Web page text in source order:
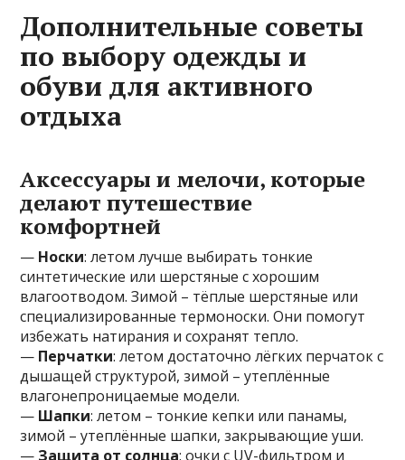
Дополнительные советы
по выбору одежды и
обуви для активного
отдыха
Аксессуары и мелочи, которые
делают путешествие
комфортней
— Носки: летом лучше выбирать тонкие
синтетические или шерстяные с хорошим
влагоотводом. Зимой – тёплые шерстяные или
специализированные термоноски. Они помогут
избежать натирания и сохранят тепло.
— Перчатки: летом достаточно лёгких перчаток с
дышащей структурой, зимой – утеплённые
влагонепроницаемые модели.
— Шапки: летом – тонкие кепки или панамы,
зимой – утеплённые шапки, закрывающие уши.
— Защита от солнца: очки с UV-фильтром и